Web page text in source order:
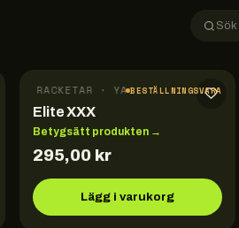
FÄRDIGA RACKETAR · YASAKA
BESTÄLLNINGSVARA
Elite XXX
Betygsätt produkten →
295,00 kr
Lägg i varukorg